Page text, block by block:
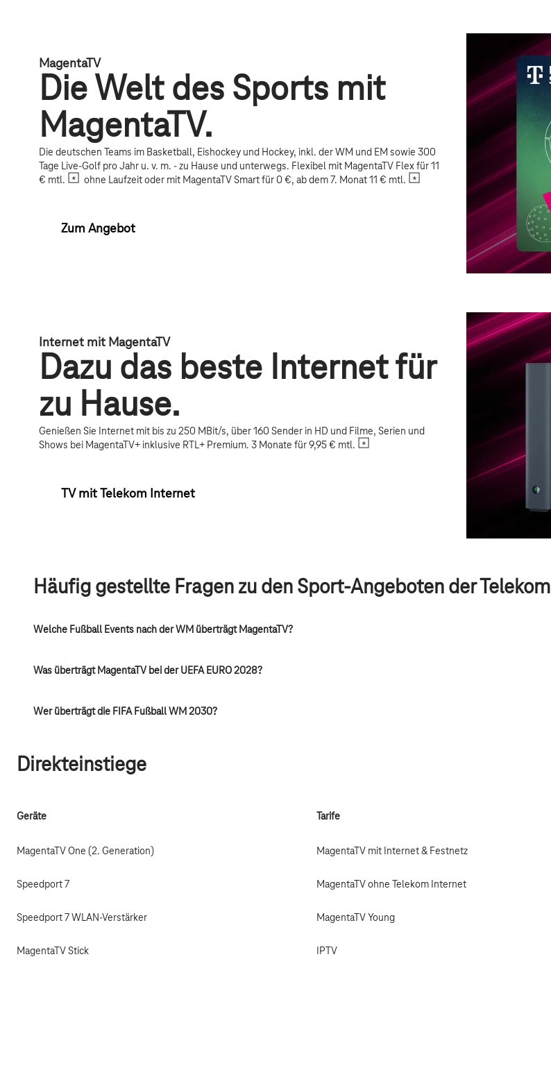
MagentaTV
Die Welt des Sports mit
MagentaTV.
Die deutschen Teams im Basketball, Eishockey und Hockey, inkl. der WM und EM sowie 300
Tage Live-Golf pro Jahr u. v. m. - zu Hause und unterwegs. Flexibel mit MagentaTV Flex für 11
€ mtl.
ohne Laufzeit oder mit MagentaTV Smart für 0 €, ab dem 7. Monat 11 € mtl.
Zum Angebot
Internet mit MagentaTV
Dazu das beste Internet für
zu Hause.
Genießen Sie Internet mit bis zu 250 MBit/s, über 160 Sender in HD und Filme, Serien und
Shows bei MagentaTV+ inklusive RTL+ Premium. 3 Monate für 9,95 € mtl.
TV mit Telekom Internet
Häufig gestellte Fragen zu den Sport-Angeboten der Telekom
Welche Fußball Events nach der WM überträgt MagentaTV?
Was überträgt MagentaTV bei der UEFA EURO 2028?
Wer überträgt die FIFA Fußball WM 2030?
Direkteinstiege
Geräte
MagentaTV One (2. Generation)
Speedport 7
Speedport 7 WLAN-Verstärker
MagentaTV Stick
Tarife
MagentaTV mit Internet & Festnetz
MagentaTV ohne Telekom Internet
MagentaTV Young
IPTV